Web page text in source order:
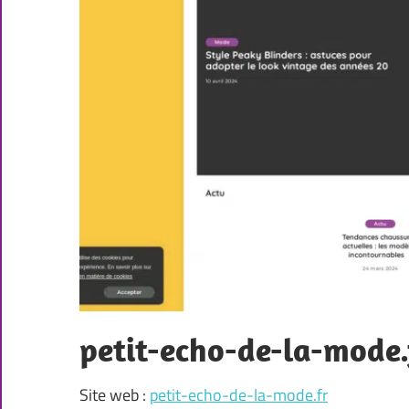
petit-echo-de-la-
Site web : petit-echo-de-la-mode.fr